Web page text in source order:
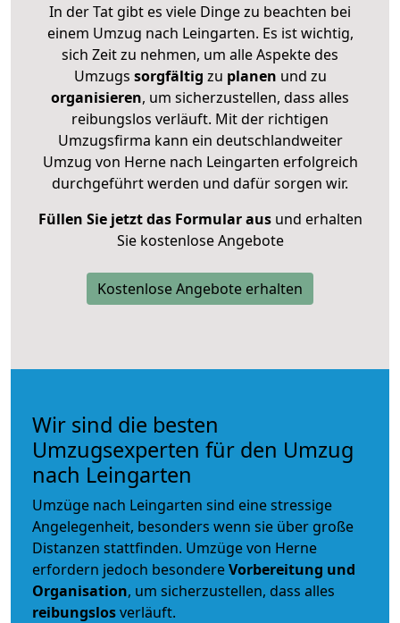
In der Tat gibt es viele Dinge zu beachten bei
einem Umzug nach Leingarten. Es ist wichtig,
sich Zeit zu nehmen, um alle Aspekte des
Umzugs sorgfältig zu planen und zu
organisieren, um sicherzustellen, dass alles
reibungslos verläuft. Mit der richtigen
Umzugsfirma kann ein deutschlandweiter
Umzug von Herne nach Leingarten erfolgreich
durchgeführt werden und dafür sorgen wir.
Füllen Sie jetzt das Formular ausund erhalten
Sie kostenlose Angebote
Kostenlose Angebote erhalten
Wir sind die besten
Umzugsexperten für den Umzug
nach Leingarten
Umzüge nach Leingarten sind eine stressige
Angelegenheit, besonders wenn sie über große
Distanzen stattfinden. Umzüge von Herne
erfordern jedoch besondereVorbereitung und
Organisation, um sicherzustellen, dass alles
reibungslosverläuft.